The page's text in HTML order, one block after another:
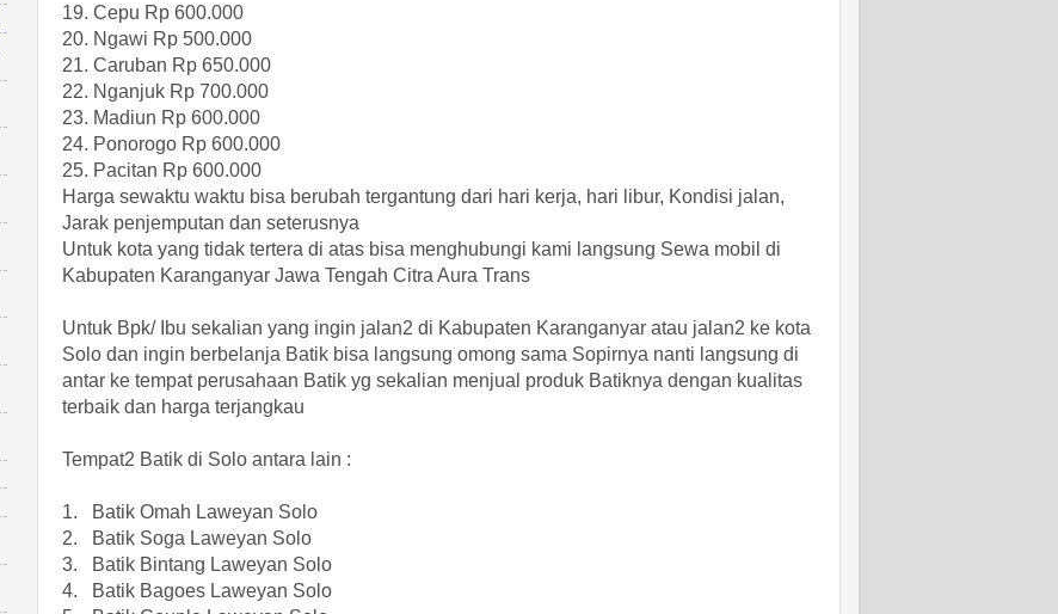
19. Cepu Rp 600.000
20. Ngawi Rp 500.000
21. Caruban Rp 650.000
22. Nganjuk Rp 700.000
23. Madiun Rp 600.000
24. Ponorogo Rp 600.000
25. Pacitan Rp 600.000
Harga sewaktu waktu bisa berubah tergantung dari hari kerja, hari libur, Kondisi jalan,
Jarak penjemputan dan seterusnya
Untuk kota yang tidak tertera di atas bisa menghubungi kami langsung Sewa mobil di
Kabupaten Karanganyar Jawa Tengah Citra Aura Trans
Untuk Bpk/ Ibu sekalian yang ingin jalan2 di Kabupaten Karanganyar atau jalan2 ke kota
Solo dan ingin berbelanja Batik bisa langsung omong sama Sopirnya nanti langsung di
antar ke tempat perusahaan Batik yg sekalian menjual produk Batiknya dengan kualitas
terbaik dan harga terjangkau
Tempat2 Batik di Solo antara lain :
1. Batik Omah Laweyan Solo
2. Batik Soga Laweyan Solo
3. Batik Bintang Laweyan Solo
4. Batik Bagoes Laweyan Solo